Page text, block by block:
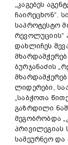
„კაგებეს
ჩაირეცხონ“.
საპროტესტო
რევოლუციის“
დახლიჩეს
ბურჯანაძის
ლიდერები,
„საბჭოთა
გაზრდილი
მეგობრობდა
პრივილეგიას
სამეურნეო